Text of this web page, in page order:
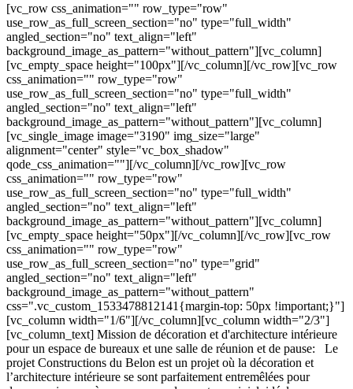
[vc_row css_animation="" row_type="row"
use_row_as_full_screen_section="no" type="full_width"
angled_section="no" text_align="left"
background_image_as_pattern="without_pattern"][vc_column]
[vc_empty_space height="100px"][/vc_column][/vc_row][vc_row
css_animation="" row_type="row"
use_row_as_full_screen_section="no" type="full_width"
angled_section="no" text_align="left"
background_image_as_pattern="without_pattern"][vc_column]
[vc_single_image image="3190" img_size="large"
alignment="center" style="vc_box_shadow"
qode_css_animation=""][/vc_column][/vc_row][vc_row
css_animation="" row_type="row"
use_row_as_full_screen_section="no" type="full_width"
angled_section="no" text_align="left"
background_image_as_pattern="without_pattern"][vc_column]
[vc_empty_space height="50px"][/vc_column][/vc_row][vc_row
css_animation="" row_type="row"
use_row_as_full_screen_section="no" type="grid"
angled_section="no" text_align="left"
background_image_as_pattern="without_pattern"
css=".vc_custom_1533478812141{margin-top: 50px !important;}"]
[vc_column width="1/6"][/vc_column][vc_column width="2/3"]
[vc_column_text] Mission de décoration et d'architecture intérieure
pour un espace de bureaux et une salle de réunion et de pause: Le
projet Constructions du Belon est un projet où la décoration et
l’architecture intérieure se sont parfaitement entremêlées pour